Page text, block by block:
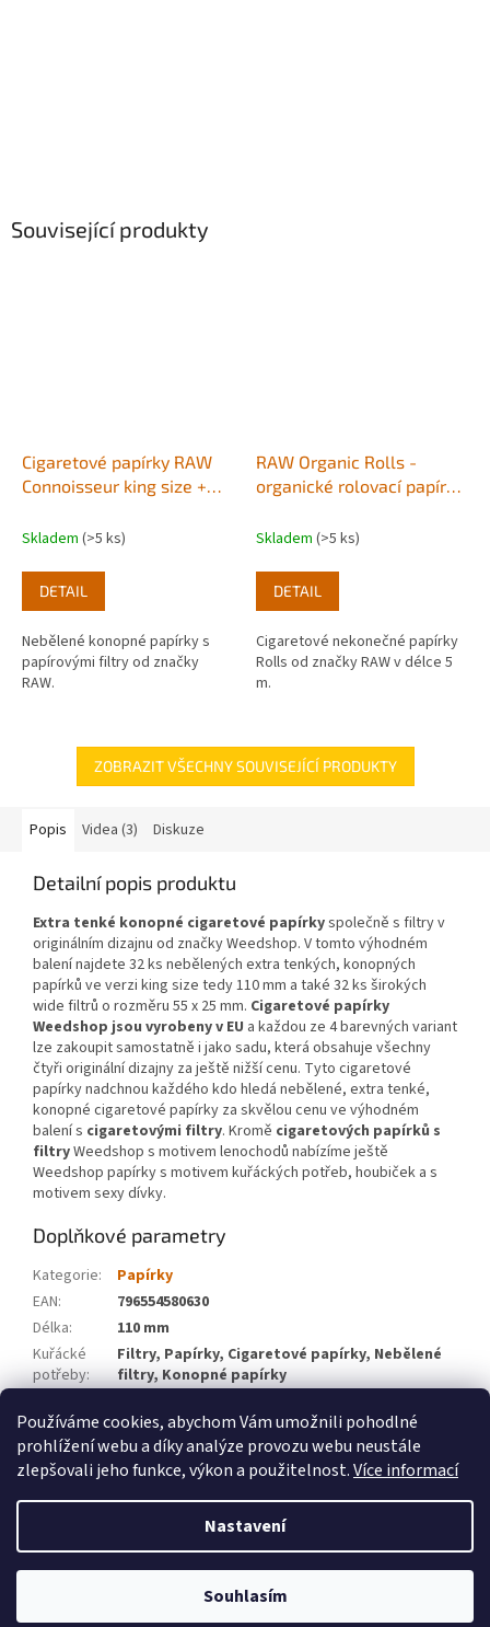
Používáme cookies, abychom Vám umožnili pohodlné
prohlížení webu a díky analýze provozu webu neustále
zlepšovali jeho funkce, výkon a použitelnost.Více informací
Nastavení
Souhlasím
Související produkty
Cigaretové papírky RAW
Connoisseur king size +
Skladem (>5 ks)
DETAIL
Nebělené konopné papírky s
papírovými filtry od značky
RAW.
RAW Organic Rolls -
organické rolovací papírky
Skladem (>5 ks)
DETAIL
Cigaretové nekonečné papírky
Rolls od značky RAW v délce 5
m.
ZOBRAZIT VŠECHNY SOUVISEJÍCÍ PRODUKTY
Popis Videa (3) Diskuze
Detailní popis produktu
Extra tenké konopné cigaretové papírkyspolečně s filtry v
originálním dizajnu od značky Weedshop. V tomto výhodném
balení najdete 32 ks nebělených extra tenkých, konopných
papírků ve verzi king size tedy 110 mm a také 32 ks širokých
wide filtrů o rozměru 55 x 25 mm. Cigaretové papírky
Weedshop jsou vyrobeny v EU a každou ze 4 barevných variant
lze zakoupit samostatně i jako sadu, která obsahuje všechny
čtyři originální dizajny za ještě nižší cenu. Tyto cigaretové
papírky nadchnou každého kdo hledá nebělené, extra tenké,
konopné cigaretové papírky za skvělou cenu ve výhodném
balení s cigaretovými filtry. Kromě cigaretových papírků s
filtryWeedshop s motivem lenochodů nabízíme ještě
Weedshop papírky s motivem kuřáckých potřeb, houbiček a s
motivem sexy dívky.
Doplňkové parametry
Kategorie:
Papírky
EAN:
796554580630
Délka:
110 mm
Kuřácké
potřeby:
Filtry, Papírky, Cigaretové papírky, Nebělené
filtry, Konopné papírky
Vytvořil Shoptet
Copyright 2026Velkoobchod weedshop.cz. Všechna práva
vyhrazena.